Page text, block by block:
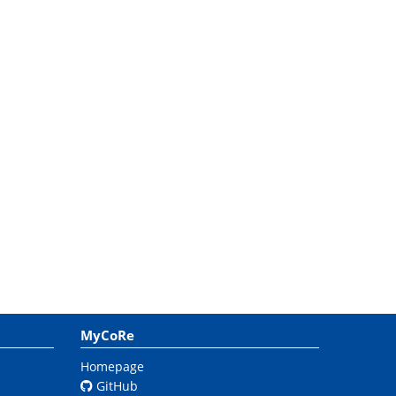
MyCoRe
Homepage
GitHub